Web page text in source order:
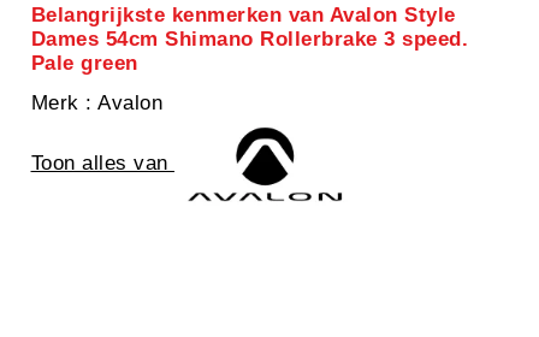
Belangrijkste kenmerken van Avalon Style
Dames 54cm Shimano Rollerbrake 3 speed.
Pale green
Merk : Avalon
Toon alles van